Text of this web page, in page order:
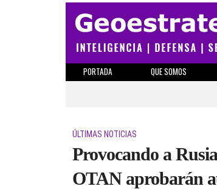
PORTADA QUE SOMOS
ÚLTIMAS NOTICIAS
Provocando a
OTAN aprobarán